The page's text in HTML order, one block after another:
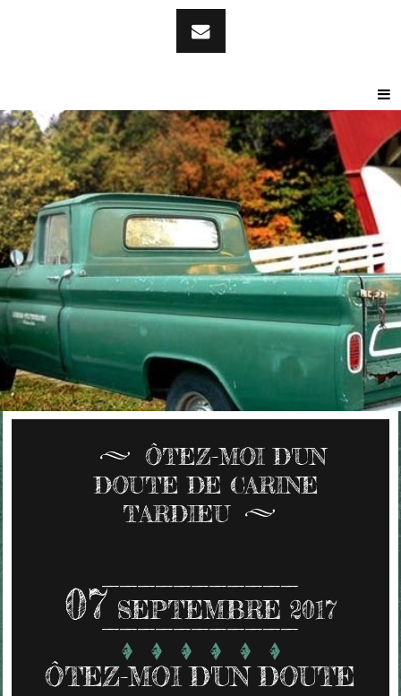
ÔTEZ-MOI D'UN
DOUTE DE CARINE
TARDIEU
07 SEPTEMBRE 2017
ÔTEZ-MOI D'UN DOUTE